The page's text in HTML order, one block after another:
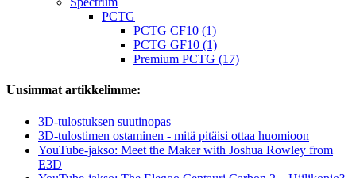
PCTG
PCTG CF10 (1)
PCTG GF10 (1)
Premium PCTG (17)
Uusimmat artikkelimme:
3D-tulostuksen suutinopas
3D-tulostimen ostaminen - mitä pitäisi ottaa huomioon
YouTube-jakso: Meet the Maker with Joshua Rowley from
E3D